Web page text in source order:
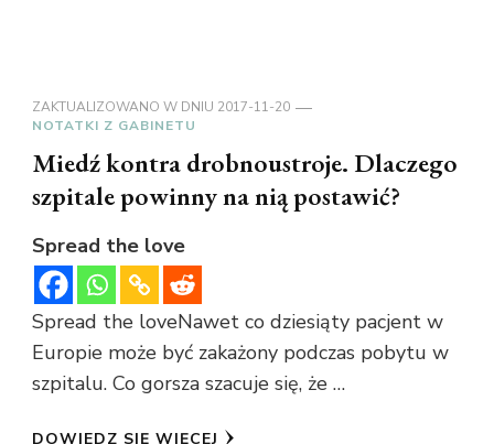
ZAKTUALIZOWANO W DNIU 2017-11-20
NOTATKI Z GABINETU
Miedź kontra drobnoustroje. Dlaczego
szpitale powinny na nią postawić?
Spread the love
Spread the loveNawet co dziesiąty pacjent w
Europie może być zakażony podczas pobytu w
szpitalu. Co gorsza szacuje się, że …
DOWIEDZ SIĘ WIĘCEJ